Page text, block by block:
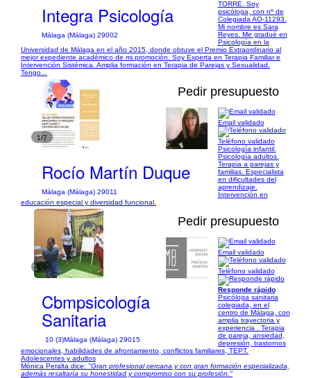
Integra Psicología
Málaga (Málaga) 29002
TORRE. Soy
psicóloga, con nº de
Colegiada AO-11293.
Mi nombre es Sara
Reyes. Me gradué en
Psicología en la
Universidad de Málaga en el año 2015, donde obtuve el Premio Extraordinario al
mejor expediente académico de mi promoción. Soy Experta en Terapia Familiar e
Intervención Sistémica. Amplia formación en Terapia de Parejas y Sexualidad.
Tengo...
1/7
Pedir presupuesto
Rocío Martín Duque
Málaga (Málaga) 29011
Email validado
Teléfono validado
Psicología infantil.
Psicología adultos.
Terapia a parejas y
familias. Especialista
en dificultades del
aprendizaje.
Intervención en
educación especial y diversidad funcional.
1/9
Pedir presupuesto
Cbmpsicología
Sanitaria
10 (3)Málaga (Málaga) 29015
Email validado
Teléfono validado
Responde rápido
Psicóloga sanitaria
colegiada, en el
centro de Málaga, con
amplia trayectoria y
experiencia . Terapia
de pareja, ansiedad,
depresión, trastornos
emocionales, habilidades de afrontamiento, conflictos familiares, TEPT.
Adolescentes y adultos
Mónica Peralta dice: "Gran profesional cercana y con gran formación especializada,
además resaltaría su honestidad y compromiso con su profesión."